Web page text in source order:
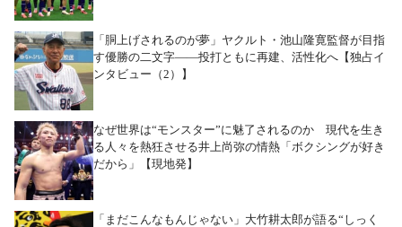
「胴上げされるのが夢」ヤクルト・池山隆寛監督が目指
す優勝の二文字――投打ともに再建、活性化へ【独占イ
ンタビュー（2）】
なぜ世界は“モンスター”に魅了されるのか 現代を生き
る人々を熱狂させる井上尚弥の情熱「ボクシングが好き
だから」【現地発】
「まだこんなもんじゃない」大竹耕太郎が語る“しっく